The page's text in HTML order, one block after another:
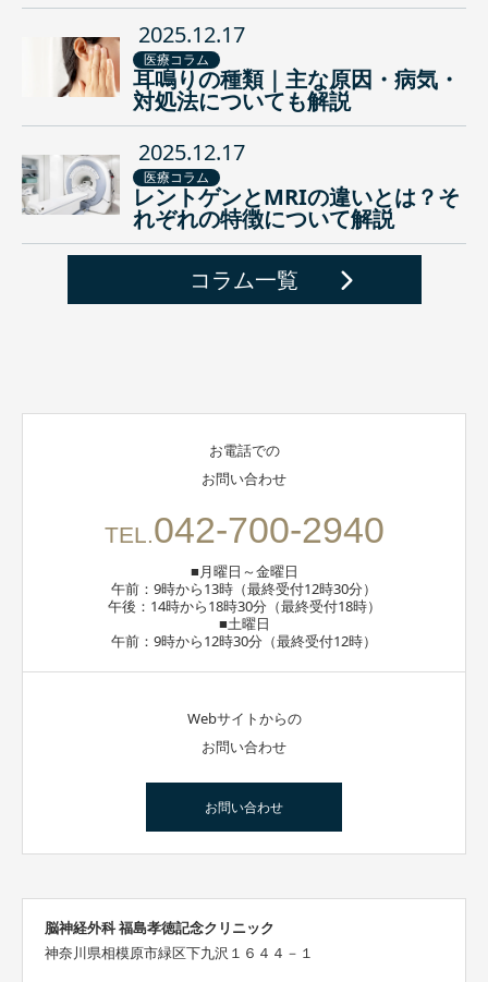
2025.12.17
医療コラム
耳鳴りの種類｜主な原因・病気・
対処法についても解説
2025.12.17
医療コラム
レントゲンとMRIの違いとは？そ
れぞれの特徴について解説
コラム一覧
お電話での
お問い合わせ
TEL.042-700-2940
■月曜日～金曜日
午前：9時から13時（最終受付12時30分）
午後：14時から18時30分（最終受付18時）
■土曜日
午前：9時から12時30分（最終受付12時）
Webサイトからの
お問い合わせ
お問い合わせ
脳神経外科 福島孝徳記念クリニック
神奈川県相模原市緑区下九沢１６４４－１